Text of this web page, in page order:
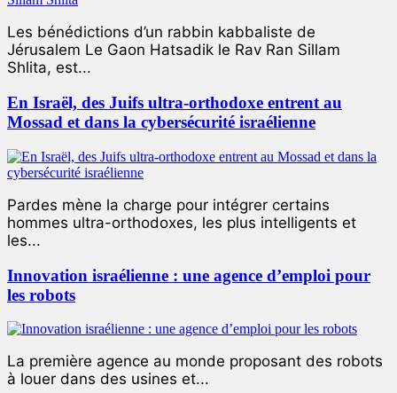
Les bénédictions d’un rabbin kabbaliste de
Jérusalem Le Gaon Hatsadik le Rav Ran Sillam
Shlita, est...
En Israël, des Juifs ultra-orthodoxe entrent au
Mossad et dans la cybersécurité israélienne
Pardes mène la charge pour intégrer certains
hommes ultra-orthodoxes, les plus intelligents et
les...
Innovation israélienne : une agence d’emploi pour
les robots
La première agence au monde proposant des robots
à louer dans des usines et...